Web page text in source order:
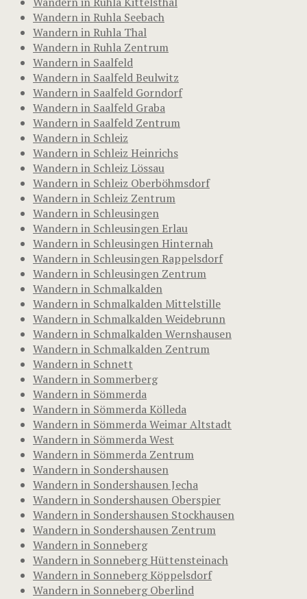
Wandern in Ruhla Seebach
Wandern in Ruhla Thal
Wandern in Ruhla Zentrum
Wandern in Saalfeld
Wandern in Saalfeld Beulwitz
Wandern in Saalfeld Gorndorf
Wandern in Saalfeld Graba
Wandern in Saalfeld Zentrum
Wandern in Schleiz
Wandern in Schleiz Heinrichs
Wandern in Schleiz Lössau
Wandern in Schleiz Oberböhmsdorf
Wandern in Schleiz Zentrum
Wandern in Schleusingen
Wandern in Schleusingen Erlau
Wandern in Schleusingen Hinternah
Wandern in Schleusingen Rappelsdorf
Wandern in Schleusingen Zentrum
Wandern in Schmalkalden
Wandern in Schmalkalden Mittelstille
Wandern in Schmalkalden Weidebrunn
Wandern in Schmalkalden Wernshausen
Wandern in Schmalkalden Zentrum
Wandern in Schnett
Wandern in Sommerberg
Wandern in Sömmerda
Wandern in Sömmerda Kölleda
Wandern in Sömmerda Weimar Altstadt
Wandern in Sömmerda West
Wandern in Sömmerda Zentrum
Wandern in Sondershausen
Wandern in Sondershausen Jecha
Wandern in Sondershausen Oberspier
Wandern in Sondershausen Stockhausen
Wandern in Sondershausen Zentrum
Wandern in Sonneberg
Wandern in Sonneberg Hüttensteinach
Wandern in Sonneberg Köppelsdorf
Wandern in Sonneberg Oberlind